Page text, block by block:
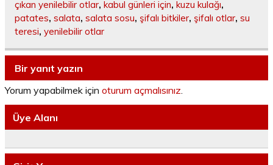
çıkan yenilebilir otlar, kabul günleri için, kuzu kulağı,
patates, salata, salata sosu, şifalı bitkiler, şifalı otlar, su
teresi, yenilebilir otlar
Bir yanıt yazın
Yorum yapabilmek için oturum açmalısınız.
Üye Alanı